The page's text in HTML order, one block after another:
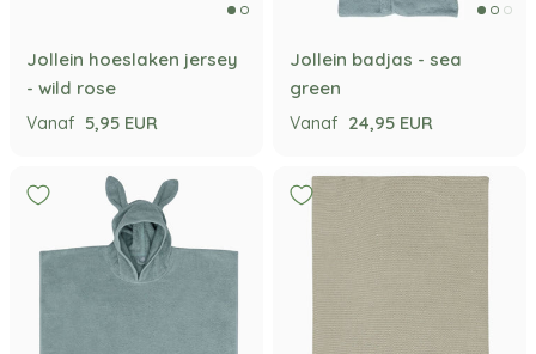
Jollein hoeslaken jersey
- wild rose
Vanaf 5,95 EUR
Jollein badjas - sea
green
Vanaf 24,95 EUR